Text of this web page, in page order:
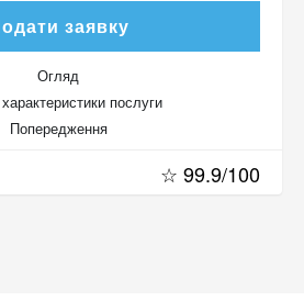
заявку
Огляд
характеристики послуги
Попередження
☆ 99.9/100